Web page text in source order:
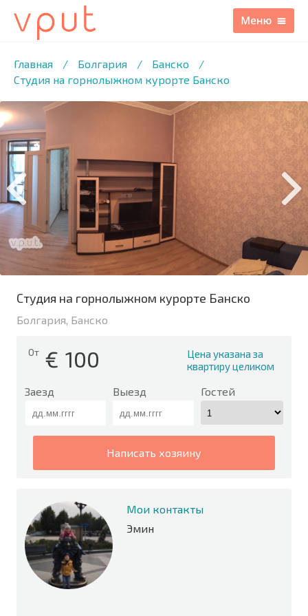
Главная / Болгария / Банско
/
Студия на горнолыжном курорте Банско
/4 ФОТО
Студия на горнолыжном курорте Банско
Болгария, Банско
От € 100
Цена указана за
квартиру целиком
Заезд Выезд Гостей
написать хозяину
Мои контакты
Эмин